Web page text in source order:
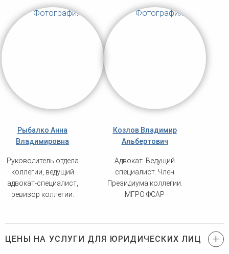
Рыбалко Анна
Владимировна
Руководитель отдела
коллегии, ведущий
адвокат-специалист,
ревизор коллегии.
Козлов Владимир
Альбертович
Адвокат. Ведущий
специалист. Член
Президиума коллегии.
МГРО ФСАР
ЦЕНЫ НА УСЛУГИ ДЛЯ ЮРИДИЧЕСКИХ ЛИЦ